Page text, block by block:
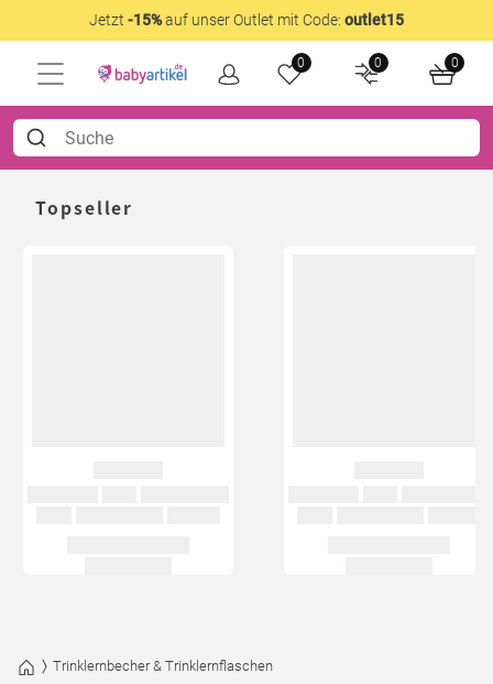
Jetzt -15%auf unser Outlet mit Code: outlet15
0 0 0
Topseller
Trinklernbecher & Trinklernflaschen